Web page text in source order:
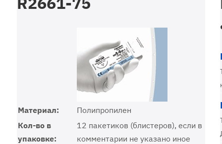
Материал:
Полипропилен
Кол-во в
упаковке:
12 пакетиков (блистеров), если в
комментарии не указано иное